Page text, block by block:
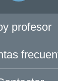
profesor